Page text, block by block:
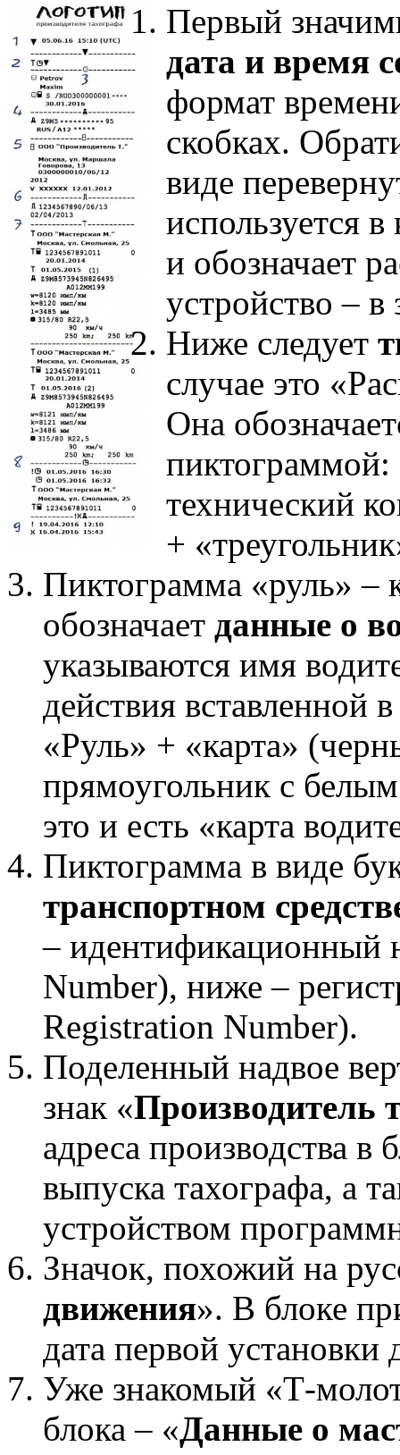
Первый
дата и время
формат
скобках.
виде
используется
и обозначает
устройство – в
Ниже следует
случае это
Она
пиктограммой:
технический
+
Пиктограмма «руль» –
обозначает данные о
указываются имя
действия вставленной
«Руль» + «карта»
прямоугольник с
это и есть «карта
Пиктограмма в виде
транспортном
– идентификационный
Number), ниже –
Registration Number).
Поделенный надвое
знак «Производитель
адреса производства в
выпуска тахографа, а
устройством
Значок, похожий на
движения». В блоке
дата первой установки
Уже знакомый «Т-
блока – «Данные о